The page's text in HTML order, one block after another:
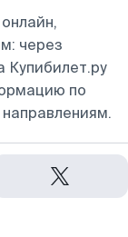
через
Купибилет.ру
по